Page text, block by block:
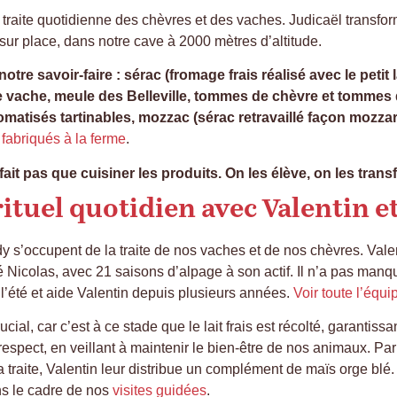
quotidienne des chèvres et des vaches. Judicaël
place, dans notre cave à 2000 mètres d’altitude.
savoir-faire : sérac (fromage frais réalisé avec le petit
meule des Belleville, tommes de chèvre et tommes
tartinables, mozzac (sérac retravaillé façon
à la ferme.
pas que cuisiner les produits. On les élève, on les
quotidien avec Valentin
s’occupent de la traite de nos vaches et de nos chèvres.
Nicolas, avec 21 saisons d’alpage à son actif. Il n’a pas
et aide Valentin depuis plusieurs années. Voir toute
car c’est à ce stade que le lait frais est récolté,
en veillant à maintenir le bien-être de nos animaux.
traite, Valentin leur distribue un complément de maïs orge
le cadre de nos visites guidées.